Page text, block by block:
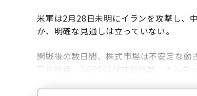
米軍は2月28日未明にイランを攻撃し、
か、明確な見通しは立っていない。
開戦後の数日間、株式市場は不安定な